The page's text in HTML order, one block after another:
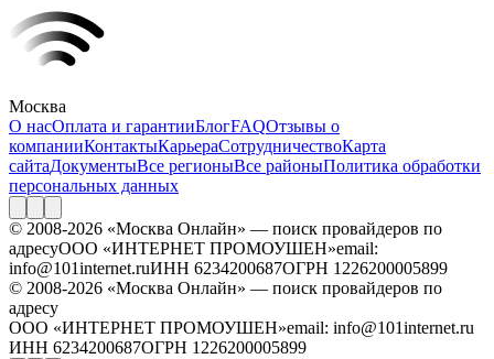
Москва
О насОплата и гарантииБлогFAQОтзывы о
компанииКонтактыКарьераСотрудничествоКарта
сайтаДокументыВсе регионыВсе районыПолитика обработки
персональных данных
© 2008-2026 «Москва Онлайн» — поиск провайдеров по
адресуООО «ИНТЕРНЕТ ПРОМОУШЕН»email:
info@101internet.ruИНН 6234200687ОГРН 1226200005899
© 2008-2026 «Москва Онлайн» — поиск провайдеров по
адресу
ООО «ИНТЕРНЕТ ПРОМОУШЕН»email: info@101internet.ru
ИНН 6234200687ОГРН 1226200005899